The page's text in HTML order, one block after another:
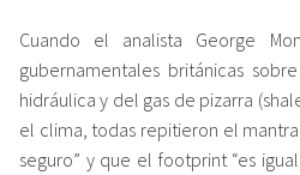
Cuando el analista George
gubernamentales británicas
hidráulica y del gas de pizarra
el clima, todas repitieron el
seguro” y que el footprint “es